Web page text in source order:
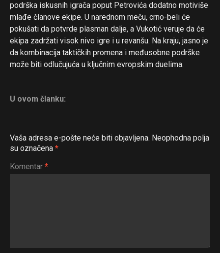
podrška iskusnih igrača poput Petrovića dodatno motiviše
mlađe članove ekipe. U narednom meču, crno-beli će
pokušati da potvrde plasman dalje, a Vukotić veruje da će
ekipa zadržati visok nivo igre i u revanšu. Na kraju, jasno je
da kombinacija taktičkih promena i međusobne podrške
može biti odlučujuća u ključnim evropskim duelima.
U ovom članku:
Vaša adresa e-pošte neće biti objavljena. Neophodna polja
su označena *
Komentar *